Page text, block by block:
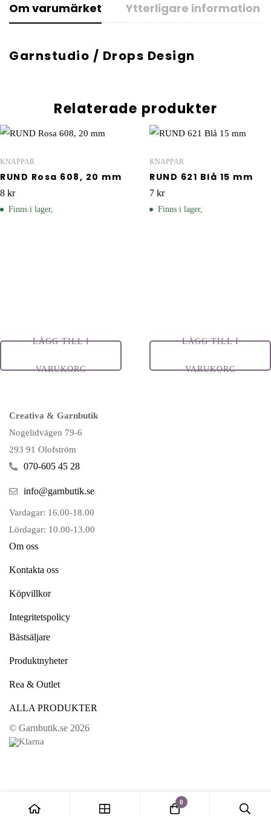
Om varumärket Ytterligare information
Garnstudio / Drops Design
Relaterade produkter
KNAPPAR
RUND Rosa 608, 20 mm
8 kr
Finns i lager,
LÄGG TILL I
VARUKORG
KNAPPAR
RUND 621 Blå 15 mm
7 kr
Finns i lager,
LÄGG TILL I
VARUKORG
Creativa & Garnbutik
Nogelidvägen 79-6
293 91 Olofström
070-605 45 28
info@garnbutik.se
Vardagar: 16.00-18.00
Lördagar: 10.00-13.00
Om oss
Kontakta oss
Köpvillkor
Integritetspolicy
Bästsäljare
Produktnyheter
Rea & Outlet
ALLA PRODUKTER
© Garnbutik.se 2026
0